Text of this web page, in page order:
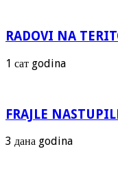
RADOVI NA
1 сат godina
FRAJLE
3 дана godina